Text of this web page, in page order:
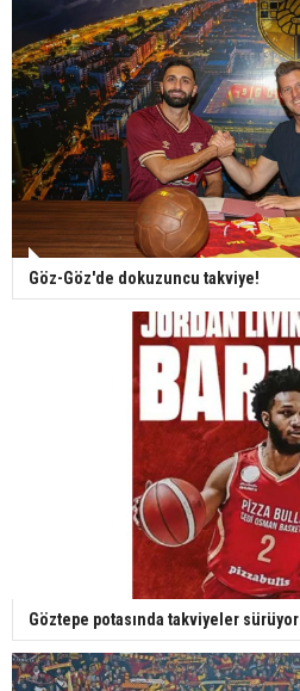
Göz-Göz'de dokuzuncu takviye!
Göztepe potasında takviyeler sürüyor